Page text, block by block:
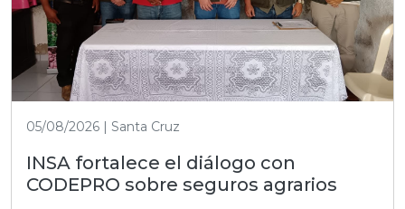
05/08/2026 | Santa Cruz
INSA fortalece el diálogo con
CODEPRO sobre seguros agrarios